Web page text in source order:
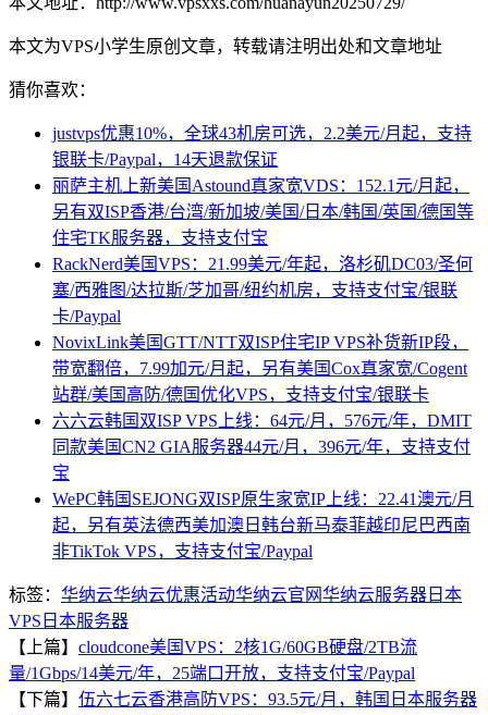
本文为VPS小学生原创文章，转载请注明出处和文章地址
猜你喜欢：
justvps优惠10%，全球43机房可选，2.2美元/月起，支持
银联卡/Paypal，14天退款保证
丽萨主机上新美国Astound真家宽VDS：152.1元/月起，
另有双ISP香港/台湾/新加坡/美国/日本/韩国/英国/德国等
住宅TK服务器，支持支付宝
RackNerd美国VPS：21.99美元/年起，洛杉矶DC03/圣何
塞/西雅图/达拉斯/芝加哥/纽约机房，支持支付宝/银联
卡/Paypal
NovixLink美国GTT/NTT双ISP住宅IP VPS补货新IP段，
带宽翻倍，7.99加元/月起，另有美国Cox真家宽/Cogent
站群/美国高防/德国优化VPS，支持支付宝/银联卡
六六云韩国双ISP VPS上线：64元/月，576元/年，DMIT
同款美国CN2 GIA服务器44元/月，396元/年，支持支付
宝
WePC韩国SEJONG双ISP原生家宽IP上线：22.41澳元/月
起，另有英法德西美加澳日韩台新马泰菲越印尼巴西南
非TikTok VPS，支持支付宝/Paypal
标签： 华纳云华纳云优惠活动华纳云官网华纳云服务器 日本
VPS 日本服务器
【上篇】 cloudcone美国VPS：2核1G/60GB硬盘/2TB流
量/1Gbps/14美元/年，25端口开放，支持支付宝/Paypal
【下篇】 伍六七云香港高防VPS：93.5元/月，韩国日本服务器